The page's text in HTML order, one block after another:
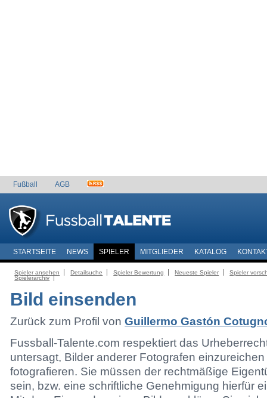
Fußball AGB
STARTSEITE NEWS SPIELER MITGLIEDER KATALOG
Spieler ansehen Detailsuche Spieler Bewertung Neueste Spieler
Spieler
Spielerarchiv
Bild einsenden
Zurück zum Profil vonGuillermo Gastón
Fussball-Talente.com respektiert das
untersagt, Bilder anderer Fotografen
fotografieren. Sie müssen der rechtmäßige
sein, bzw. eine schriftliche Genehmigung hierfür